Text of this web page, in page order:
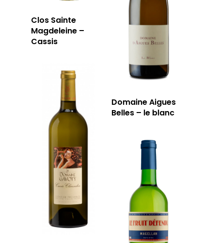
Clos Sainte
Magdeleine –
Cassis
Domaine Aigues
Belles – le blanc